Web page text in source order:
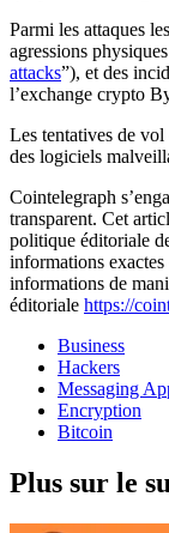
Parmi les attaques
agressions
attacks”), et des
l’exchange crypto
Les tentatives de
des logiciels
Cointelegraph
transparent. Cet
politique éditoriale
informations
informations de
éditoriale https://
Business
Hackers
Messaging
Encryption
Bitcoin
Plus sur le